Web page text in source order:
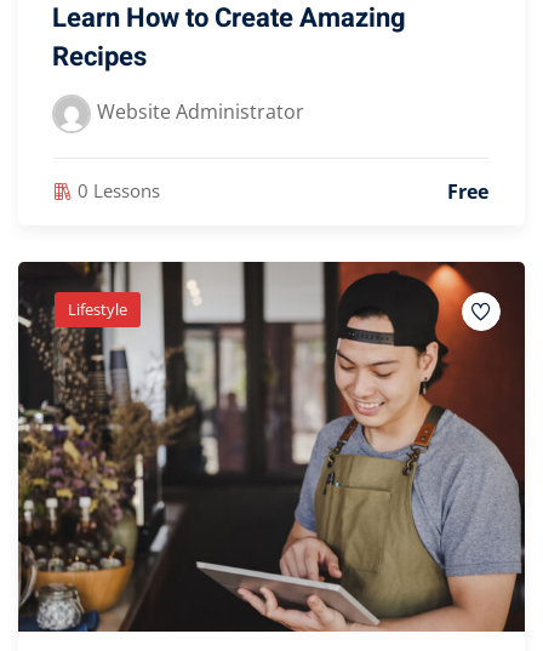
Learn How to Create Amazing
Recipes
Website Administrator
0 Lessons Free
Lifestyle